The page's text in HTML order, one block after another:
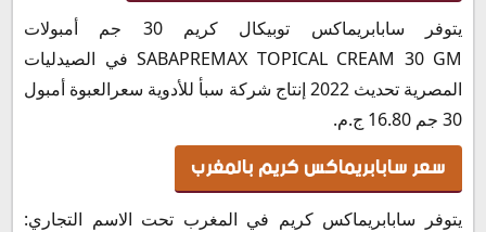
يتوفر سابابريماكس توبيكال كريم 30 جم أمبولات
SABAPREMAX TOPICAL CREAM 30 GM في الصيدليات
المصرية تحديث 2022 إنتاج شركة سبأ للأدوية سعرالعبوة أمبول
30 جم 16.80 ج.م.
سعر سابابريماكس كريم بالمغرب
يتوفر سابابريماكس كريم في المغرب تحت الاسم التجاري: